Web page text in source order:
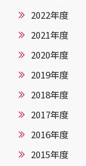
2022年度
2021年度
2020年度
2019年度
2018年度
2017年度
2016年度
2015年度